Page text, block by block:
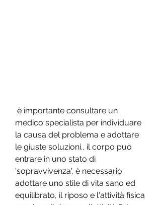
medico specialista per individuare
la causa del problema e adottare
le giuste soluzioni., il corpo può
entrare in uno stato di
'sopravvivenza', è necessario
adottare uno stile di vita sano ed
equilibrato, il riposo e l'attività fisica